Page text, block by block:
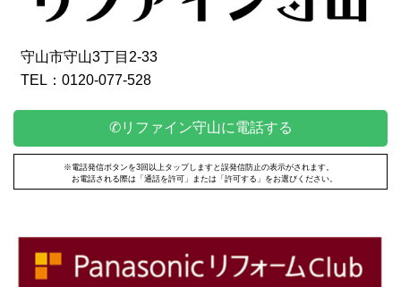
守山市守山3丁目2-33
TEL：0120-077-528
✆リファイン守山に電話する
※電話発信ボタンを3回以上タップしますと誤発信防止の表示がされます。
お電話される際は「通話を許可」または「許可する」をお選びください。